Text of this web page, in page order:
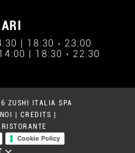
| 18:30 › 23:00
| 18:30 › 22:30
ZUSHI ITALIA SPA
CREDITS
Cookie Policy